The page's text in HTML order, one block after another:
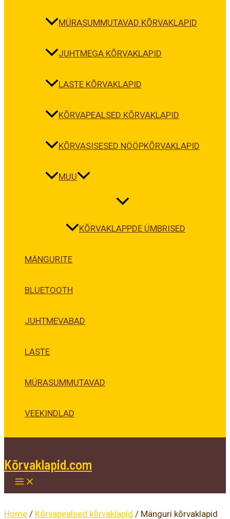
MÜRASUMMUTAVAD KÕRVAKLAPID
JUHTMEGA KÕRVAKLAPID
LASTE KÕRVAKLAPID
KÕRVAPEALSED KÕRVAKLAPID
KÕRVASISESED NÖÖPKÕRVAKLAPID
MUU
KÕRVAKLAPPDE ÜMBRISED
MÄNGURITE
BLUETOOTH
JUHTMEVABAD
LASTE
MÜRASUMMUTAVAD
VEEKINDLAD
Kõrvaklapid.com
Home / Kõrvapealsed kõrvaklapid / Mänguri kõrvaklapid